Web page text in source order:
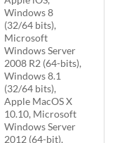
Windows 8
(32/64 bits),
Microsoft
Windows Server
2008 R2 (64-bits),
Windows 8.1
(32/64 bits),
Apple MacOS X
10.10, Microsoft
Windows Server
2012 (64-bit),